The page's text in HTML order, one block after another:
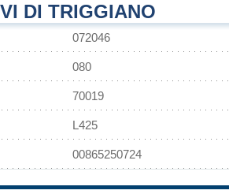
DI TRIGGIANO
072046
080
70019
L425
00865250724